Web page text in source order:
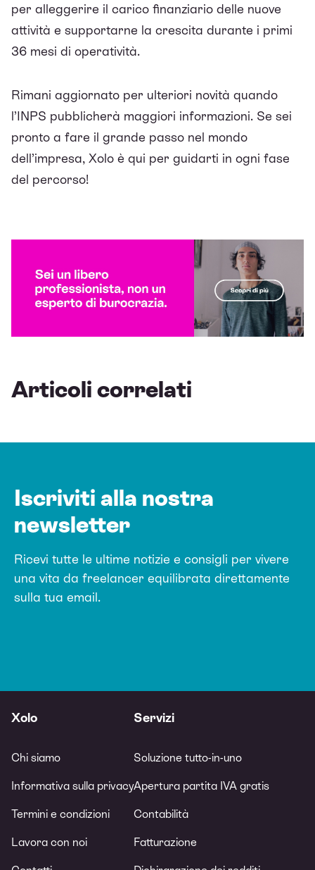
per alleggerire il carico finanziario delle nuove
attività e supportarne la crescita durante i primi
36 mesi di operatività.
Rimani aggiornato per ulteriori novità quando
l’INPS pubblicherà maggiori informazioni. Se sei
pronto a fare il grande passo nel mondo
dell’impresa, Xolo è qui per guidarti in ogni fase
del percorso!
Articoli correlati
Iscriviti alla nostra
newsletter
Ricevi tutte le ultime notizie e consigli per vivere
una vita da freelancer equilibrata direttamente
sulla tua email.
Xolo
Chi siamo
Informativa sulla privacy
Termini e condizioni
Lavora con noi
Servizi
Soluzione tutto-in-uno
Apertura partita IVA gratis
Contabilità
Fatturazione